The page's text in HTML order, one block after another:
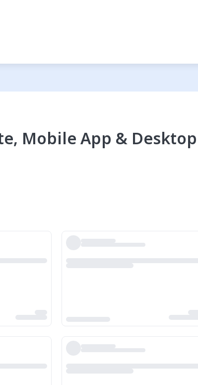
Mobile App &